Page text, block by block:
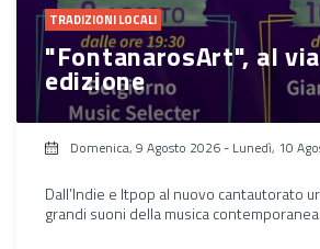
TRADIZIONI LOCALI
"FontanarosArt", al
edizione
Domenica, 9 Agosto 2026 - Lunedì, 10
Dall’Indie e Itpop al nuovo cantautorato
grandi suoni della musica